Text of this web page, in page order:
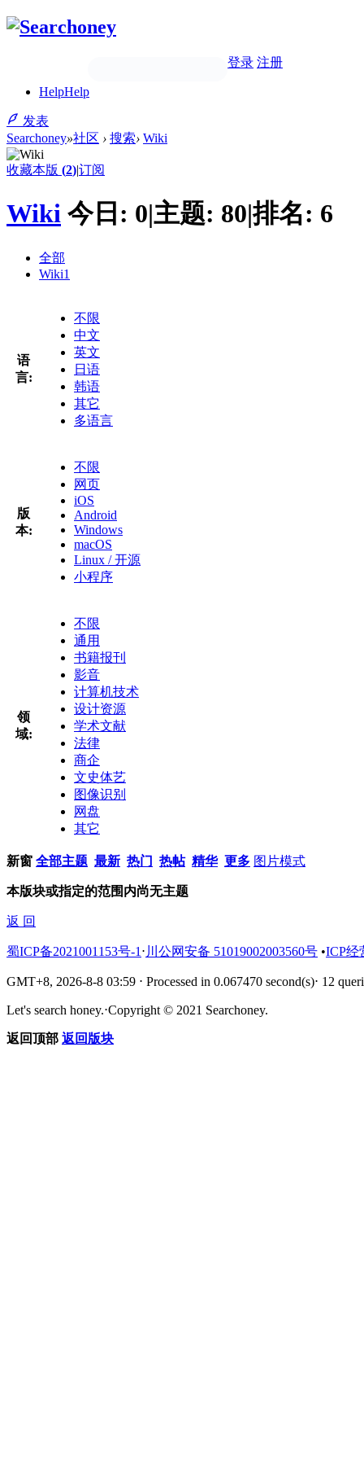
登录 注册
HelpHelp
发表
Searchoney»社区 › 搜索› Wiki
收藏本版 (2)|订阅
Wiki 今日: 0|主题: 80|排名: 6
全部
Wiki1
语
言:
不限
中文
英文
日语
韩语
其它
多语言
版
本:
不限
网页
iOS
Android
Windows
macOS
Linux / 开源
小程序
领
域:
不限
通用
书籍报刊
影音
计算机技术
设计资源
学术文献
法律
商企
文史体艺
图像识别
网盘
其它
新窗 全部主题 最新 热门 热帖 精华 更多 图片模式
本版块或指定的范围内尚无主题
返 回
蜀ICP备2021001153号-1 ⋅ 川公网安备 51019002003560号 •ICP经
GMT+8, 2026-8-8 03:59 ⋅ Processed in 0.067470 second(s)⋅ 12
Let's search honey.⋅Copyright © 2021 Searchoney.
返回顶部 返回版块